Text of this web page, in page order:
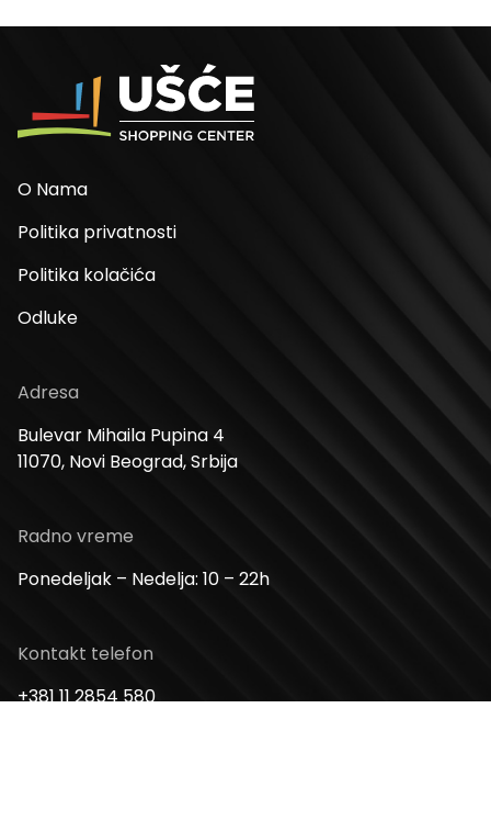
O Nama
Politika privatnosti
Politika kolačića
Odluke
Adresa
Bulevar Mihaila Pupina 4
11070, Novi Beograd, Srbija
Radno vreme
Ponedeljak – Nedelja: 10 – 22h
Kontakt telefon
+381 11 2854 580